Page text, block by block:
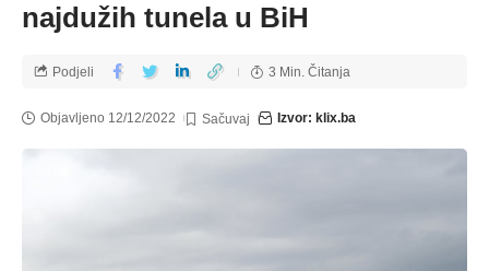
najdužih tunela u BiH
Objavljeno 12/12/2022 Izvor: klix.ba
Podjeli 3 Min. Čitanja